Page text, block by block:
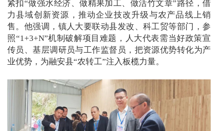
紧扣“做强水经济、做精果加工、做活竹文章”路径，借
力县域创新资源，推动企业技改升级与农产品线上销
售。他强调，镇人大要联动县发改 、 科工贸等部门，参
照“1+3+N”机制破解项目难题，人大代表需当好政策宣
传员、基层调研员与工作监督员，把资源优势转化为产
业优势，为融安县“农转工”注入板榄力量。